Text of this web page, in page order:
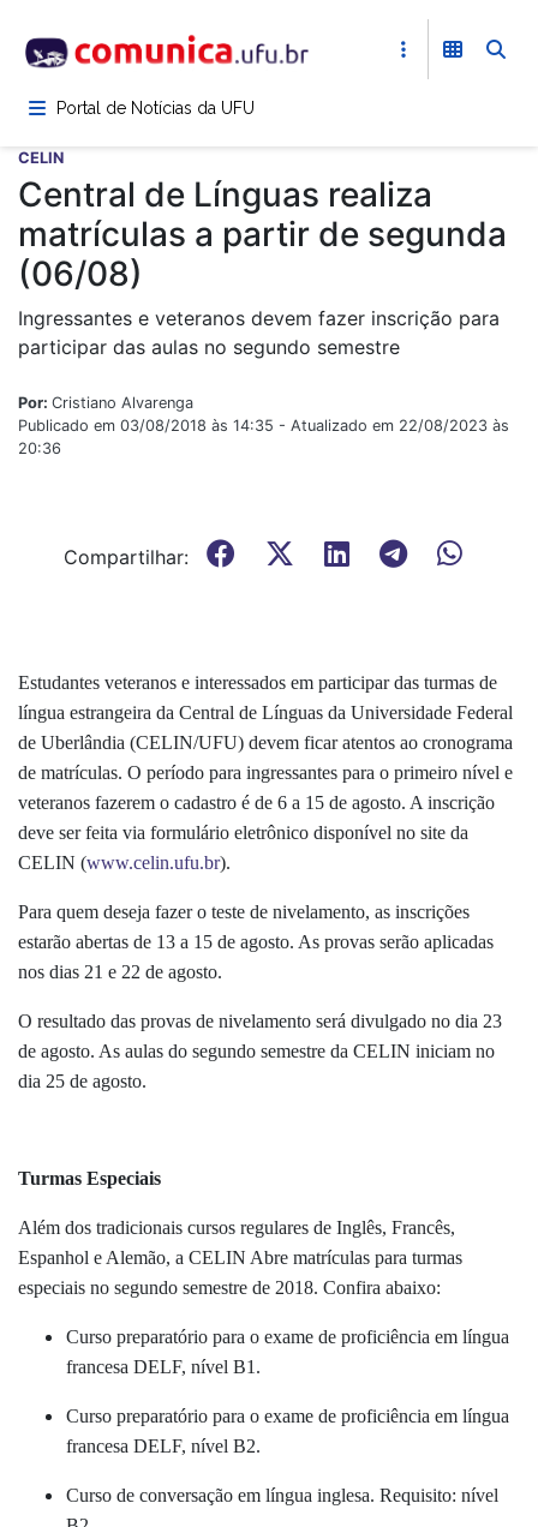
para
conteúdoPortal de Notícias da UFU
CELIN
Central de Línguas realiza
matrículas a partir de segunda
(06/08)
Ingressantes e veteranos devem fazer inscrição para
participar das aulas no segundo semestre
Por: Cristiano Alvarenga
Publicado em 03/08/2018 às 14:35 - Atualizado em 22/08/2023 às
20:36
Compartilhar:
Estudantes veteranos e interessados em participar das turmas de
língua estrangeira da Central de Línguas da Universidade Federal
de Uberlândia (CELIN/UFU) devem ficar atentos ao cronograma
de matrículas. O período para ingressantes para o primeiro nível e
veteranos fazerem o cadastro é de 6 a 15 de agosto. A inscrição
deve ser feita via formulário eletrônico disponível no site da
CELIN (www.celin.ufu.br).
Para quem deseja fazer o teste de nivelamento, as inscrições
estarão abertas de 13 a 15 de agosto. As provas serão aplicadas
nos dias 21 e 22 de agosto.
O resultado das provas de nivelamento será divulgado no dia 23
de agosto. As aulas do segundo semestre da CELIN iniciam no
dia 25 de agosto.
Turmas Especiais
Além dos tradicionais cursos regulares de Inglês, Francês,
Espanhol e Alemão, a CELIN Abre matrículas para turmas
especiais no segundo semestre de 2018. Confira abaixo:
Curso preparatório para o exame de proficiência em língua
francesa DELF, nível B1.
Curso preparatório para o exame de proficiência em língua
francesa DELF, nível B2.
Curso de conversação em língua inglesa. Requisito: nível